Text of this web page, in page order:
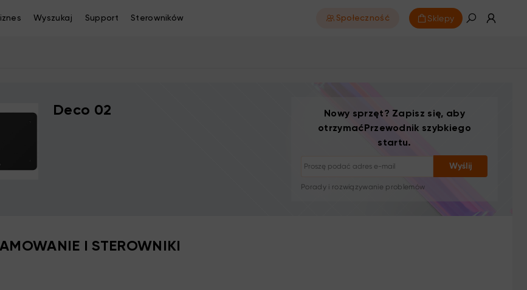
Wyszukaj Support Sterowników Społeczność Sklepy
Deco 02
Nowy sprzęt? Zapisz się, aby
otrzymaćPrzewodnik szybkiego
startu.
Wyślij
Rezygnacja z subskrypcji: jednym kliknięciem
Samouczki rysunkowe
Porady i rozwiązywanie problemów
I STEROWNIKI